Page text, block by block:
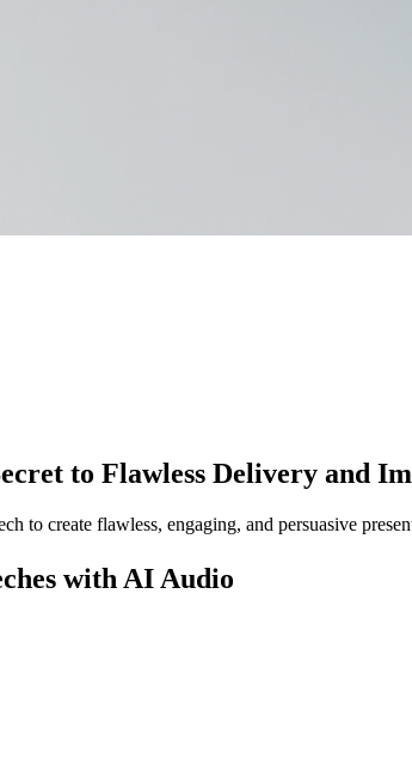
to Flawless Delivery and
create flawless, engaging, and persuasive
with AI Audio